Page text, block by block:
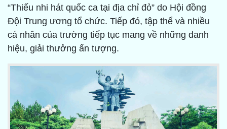
“Thiếu nhi hát quốc ca tại địa chỉ đỏ” do Hội đồng
Đội Trung ương tổ chức. Tiếp đó, tập thể và nhiều
cá nhân của trường tiếp tục mang về những danh
hiệu, giải thưởng ấn tượng.